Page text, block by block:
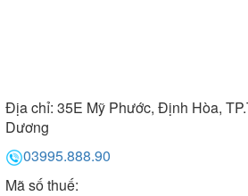
Địa chỉ: 35E Mỹ Phước, Định Hòa,
Dương
03995.888.90
Mã số thuế: